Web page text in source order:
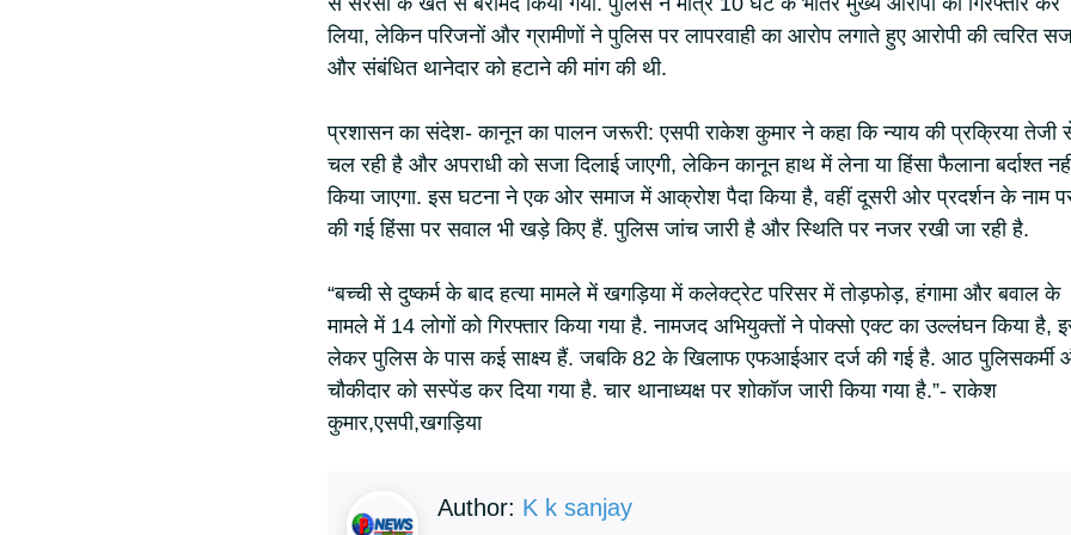
लिया, लेकिन परिजनों और ग्रामीणों ने पुलिस पर लापरवाही का आरोप लगाते हुए आरोपी की त्वरित
और संबंधित थानेदार को हटाने की मांग की थी.
प्रशासन का संदेश- कानून का पालन जरूरी: एसपी राकेश कुमार ने कहा कि न्याय की प्रक्रिया तेजी
चल रही है और अपराधी को सजा दिलाई जाएगी, लेकिन कानून हाथ में लेना या हिंसा फैलाना बर्दाश्त
किया जाएगा. इस घटना ने एक ओर समाज में आक्रोश पैदा किया है, वहीं दूसरी ओर प्रदर्शन के नाम
की गई हिंसा पर सवाल भी खड़े किए हैं. पुलिस जांच जारी है और स्थिति पर नजर रखी जा रही है.
“बच्ची से दुष्कर्म के बाद हत्या मामले में खगड़िया में कलेक्ट्रेट परिसर में तोड़फोड़, हंगामा और बवाल के
मामले में 14 लोगों को गिरफ्तार किया गया है. नामजद अभियुक्तों ने पोक्सो एक्ट का उल्लंघन किया है,
लेकर पुलिस के पास कई साक्ष्य हैं. जबकि 82 के खिलाफ एफआईआर दर्ज की गई है. आठ पुलिसकर्मी
चौकीदार को सस्पेंड कर दिया गया है. चार थानाध्यक्ष पर शोकॉज जारी किया गया है.”- राकेश
कुमार,एसपी,खगड़िया
Author: K k sanjay